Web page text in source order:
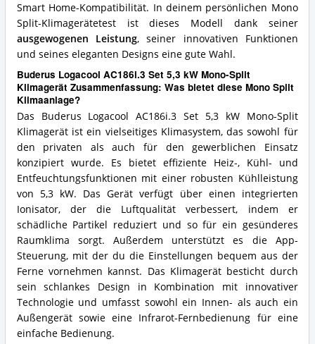
Smart Home-Kompatibilität. In deinem persönlichen Mono
Split-Klimagerätetest ist dieses Modell dank seiner
ausgewogenen Leistung, seiner innovativen Funktionen
und seines eleganten Designs eine gute Wahl.
Buderus Logacool AC186i.3 Set 5,3 kW Mono-Split
Klimagerät Zusammenfassung: Was bietet diese Mono Split
Klimaanlage?
Das Buderus Logacool AC186i.3 Set 5,3 kW Mono-Split
Klimagerät ist ein vielseitiges Klimasystem, das sowohl für
den privaten als auch für den gewerblichen Einsatz
konzipiert wurde. Es bietet effiziente Heiz-, Kühl- und
Entfeuchtungsfunktionen mit einer robusten Kühlleistung
von 5,3 kW. Das Gerät verfügt über einen integrierten
Ionisator, der die Luftqualität verbessert, indem er
schädliche Partikel reduziert und so für ein gesünderes
Raumklima sorgt. Außerdem unterstützt es die App-
Steuerung, mit der du die Einstellungen bequem aus der
Ferne vornehmen kannst. Das Klimagerät besticht durch
sein schlankes Design in Kombination mit innovativer
Technologie und umfasst sowohl ein Innen- als auch ein
Außengerät sowie eine Infrarot-Fernbedienung für eine
einfache Bedienung.